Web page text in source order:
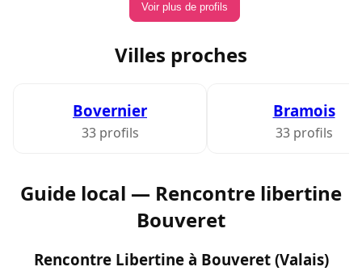
Voir plus de profils
Villes proches
Bovernier
33 profils
Bramois
33 profils
Guide local — Rencontre libertine
Bouveret
Rencontre Libertine à Bouveret (Valais)